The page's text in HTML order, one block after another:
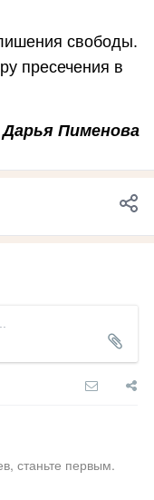
свободы.
пресечения в
Дарья Пименова
станьте первым.